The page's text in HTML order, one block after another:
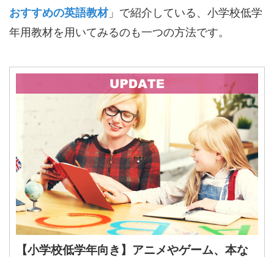
おすすめの英語教材」で紹介している、小学校低学
年用教材を用いてみるのも一つの方法です。
【小学校低学年向き】アニメやゲーム、本な